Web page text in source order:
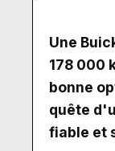
Une
178 000
bonne
quête
fiable et